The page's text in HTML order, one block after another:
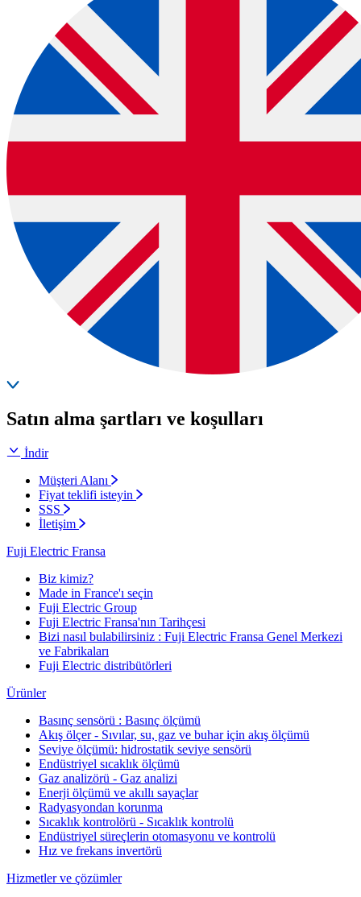
Satın alma şartları ve koşulları
İndir
Müşteri Alanı
Fiyat teklifi isteyin
SSS
İletişim
Fuji Electric Fransa
Biz kimiz?
Made in France'ı seçin
Fuji Electric Group
Fuji Electric Fransa'nın Tarihçesi
Bizi nasıl bulabilirsiniz : Fuji Electric Fransa Genel Merkezi
ve Fabrikaları
Fuji Electric distribütörleri
Ürünler
Basınç sensörü : Basınç ölçümü
Akış ölçer - Sıvılar, su, gaz ve buhar için akış ölçümü
Seviye ölçümü: hidrostatik seviye sensörü
Endüstriyel sıcaklık ölçümü
Gaz analizörü - Gaz analizi
Enerji ölçümü ve akıllı sayaçlar
Radyasyondan korunma
Sıcaklık kontrolörü - Sıcaklık kontrolü
Endüstriyel süreçlerin otomasyonu ve kontrolü
Hız ve frekans invertörü
Hizmetler ve çözümler